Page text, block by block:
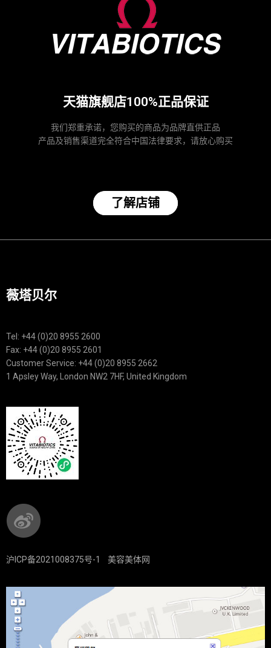
天猫旗舰店100%正品保证
我们郑重承诺，您购买的商品为品牌直供正品
产品及销售渠道完全符合中国法律要求，请放心购买
了解店铺
薇塔贝尔
Tel: +44 (0)20 8955 2600
Fax: +44 (0)20 8955 2601
Customer Service: +44 (0)20 8955 2662
1 Apsley Way, London NW2 7HF, United Kingdom
沪ICP备2021008375号-1 美容美体网